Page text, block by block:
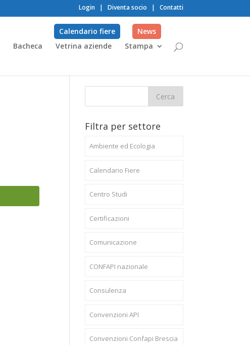
Login | Diventa socio | Contatti
Bacheca Vetrina aziende Stampa
Calendario fiere News
Filtra per settore
Ambiente ed Ecologia
Calendario Fiere
Centro Studi
Certificazioni
Comunicazione
CONFAPI nazionale
Consulenza
Convenzioni API
Convenzioni Confapi Brescia